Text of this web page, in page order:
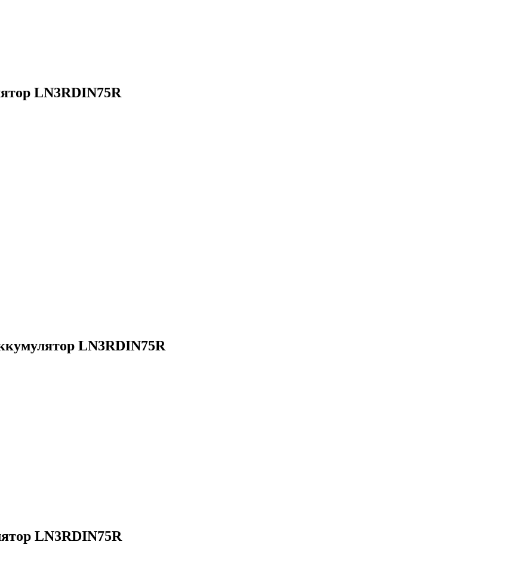
LN3RDIN75R
LN3RDIN75R
LN3RDIN75R